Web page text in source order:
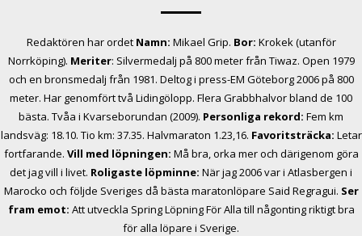
Redaktören har ordet Namn: Mikael Grip. Bor: Krokek (utanför
Norrköping). Meriter: Silvermedalj på 800 meter från Tiwaz. Open 1979
och en bronsmedalj från 1981. Deltog i press-EM Göteborg 2006 på 800
meter. Har genomfört två Lidingölopp. Flera Grabbhalvor bland de 100
bästa. Tvåa i Kvarseborundan (2009). Personliga rekord: Fem km
landsväg: 18.10. Tio km: 37.35. Halvmaraton 1.23,16. Favoritsträcka: Letar
fortfarande. Vill med löpningen: Må bra, orka mer och därigenom göra
det jag vill i livet. Roligaste löpminne: När jag 2006 var i Atlasbergen i
Marocko och följde Sveriges då bästa maratonlöpare Said Regragui. Ser
fram emot: Att utveckla Spring Löpning För Alla till någonting riktigt bra
för alla löpare i Sverige.